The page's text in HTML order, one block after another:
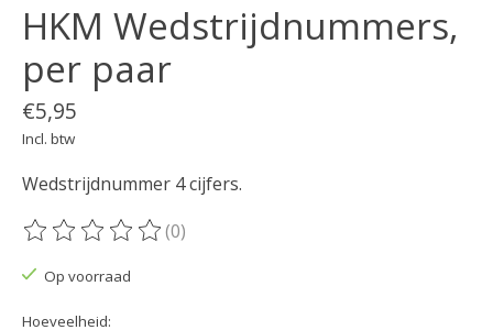
HKM Wedstrijdnummers,
per paar
€5,95
Incl. btw
Wedstrijdnummer 4 cijfers.
De beoordeling van dit product is
(0)
Op voorraad
Hoeveelheid: